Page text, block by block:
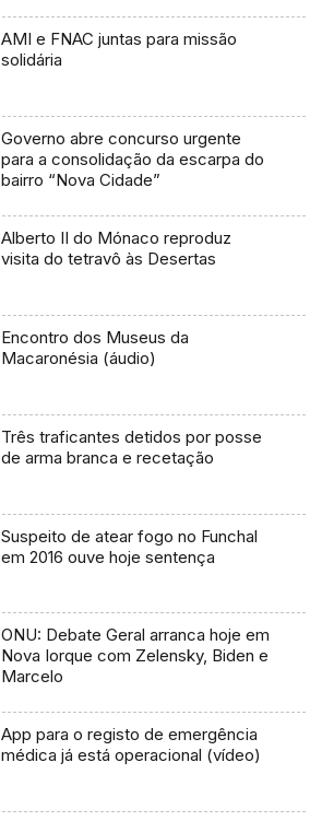
AMI e FNAC juntas para missão
solidária
Governo abre concurso urgente
para a consolidação da escarpa do
bairro “Nova Cidade”
Alberto II do Mónaco reproduz
visita do tetravô às Desertas
Encontro dos Museus da
Macaronésia (áudio)
Três traficantes detidos por posse
de arma branca e recetação
Suspeito de atear fogo no Funchal
em 2016 ouve hoje sentença
ONU: Debate Geral arranca hoje em
Nova Iorque com Zelensky, Biden e
Marcelo
App para o registo de emergência
médica já está operacional (vídeo)